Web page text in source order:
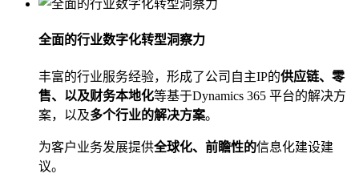
全面的行业数字化转型洞察力
丰富的行业服务经验，形成了公司自主IP的供应链、零
售、以及财务本地化等基于Dynamics 365 平台的解决方
案，以及多个行业的解决方案。
为客户业务发展提供全球化、前瞻性的信息化建设建
议。